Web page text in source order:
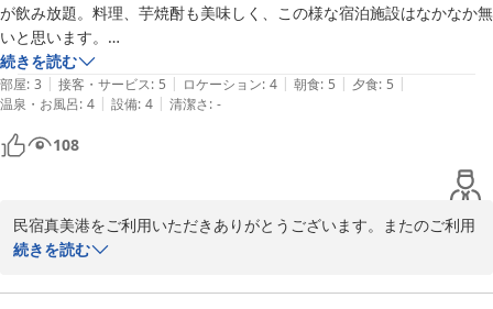
が飲み放題。料理、芋焼酎も美味しく、この様な宿泊施設はなかなか無
いと思います。
また、管理人さん、女将さん、従業員さん等との会話も楽しく、アット
ホームな感じでコストパフォーマンスが高くサービス満点でした。
今度また薩摩川内市行く用事がある時は是非利用させていただきたいと
思っております。
続きを読む
部屋: 3 | 接客・サービス: 5 | ロケーション: 4 | 朝食: 5 | 夕食: 5 |
温泉・お風呂: 4 | 設備: 4 | 清潔さ: -
108
民宿真美港をご利用いただきありがとうございます。またのご利用
をお待ちしております。
更なるサービスの向上を目指し頑張ります。
続きを読む